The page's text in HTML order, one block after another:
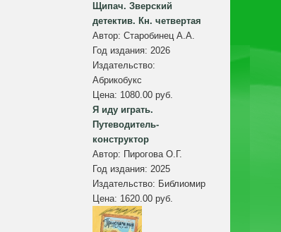
Щипач. Зверский
детектив. Кн. четвертая
Автор: Старобинец А.А.
Год издания: 2026
Издательство:
Абрикобукс
Цена: 1080.00 руб.
Я иду играть.
Путеводитель-
конструктор
Автор: Пирогова О.Г.
Год издания: 2025
Издательство: Библиомир
Цена: 1620.00 руб.